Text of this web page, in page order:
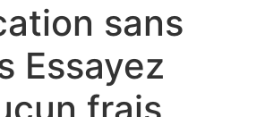
sans
Essayez